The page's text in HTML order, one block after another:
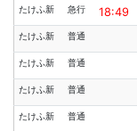
たけふ新 急行 18:49
たけふ新 普通
たけふ新 普通
たけふ新 普通
たけふ新 普通